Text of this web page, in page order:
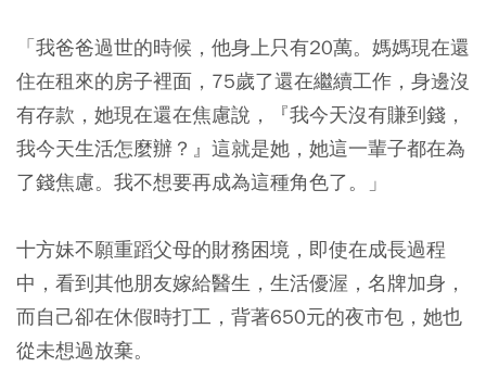
「我爸爸過世的時候，他身上只有20萬。媽媽現在還
住在租來的房子裡面，75歲了還在繼續工作，身邊沒
有存款，她現在還在焦慮說，『我今天沒有賺到錢，
我今天生活怎麼辦？』這就是她，她這一輩子都在為
了錢焦慮。我不想要再成為這種角色了。」
十方妹不願重蹈父母的財務困境，即使在成長過程
中，看到其他朋友嫁給醫生，生活優渥，名牌加身，
而自己卻在休假時打工，背著650元的夜市包，她也
從未想過放棄。